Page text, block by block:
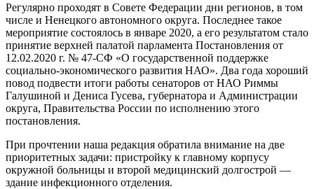
Регулярно проходят в Совете Федерации дни регионов, в том
числе и Ненецкого автономного округа. Последнее такое
мероприятие состоялось в январе 2020, а его результатом стало
принятие верхней палатой парламента Постановления от
12.02.2020 г. № 47-СФ «О государственной поддержке
социально-экономического развития НАО». Два года хороший
повод подвести итоги работы сенаторов от НАО Риммы
Галушиной и Дениса Гусева, губернатора и Администрации
округа, Правительства России по исполнению этого
постановления.
При прочтении наша редакция обратила внимание на две
приоритетных задачи: пристройку к главному корпусу
окружной больницы и второй медицинский долгострой —
здание инфекционного отделения.